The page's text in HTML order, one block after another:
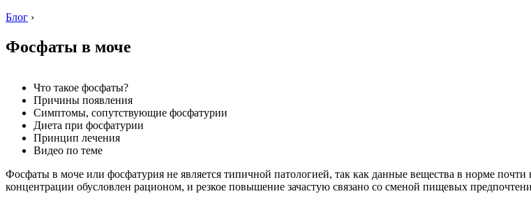
Блог ›
Фосфаты в моче
Что такое фосфаты?
Причины появления
Симптомы, сопутствующие фосфатурии
Диета при фосфатурии
Принцип лечения
Видео по теме
Фосфаты в моче или фосфатурия не является типичной патологией, так как данные вещества в норме
концентрации обусловлен рационом, и резкое повышение зачастую связано со сменой пищевых